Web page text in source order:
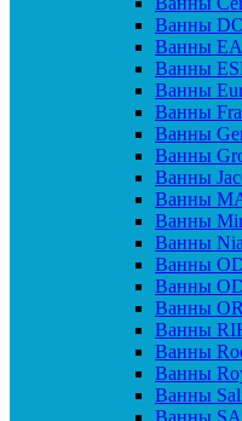
Ванны
Ванны
Ванны
Ванны
Ванны
Ванны
Ванны
Ванны
Ванны
Ванны
Ванны
Ванны
Ванны
Ванны
Ванны
Ванны
Ванны
Ванны
Ванны